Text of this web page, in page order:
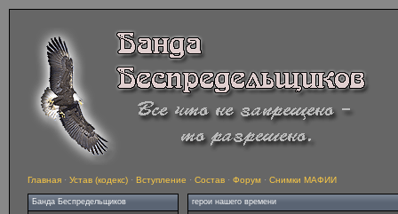
Главная · Устав (кодекс) · Вступление · Состав · Форум · Снимки МАФИИ
Банда Беспредельщиков герои нашего времени